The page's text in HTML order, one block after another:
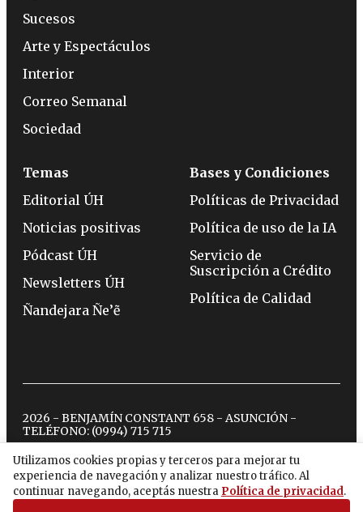
Utilizamos cookies propias y terceros para mejorar tu
experiencia de navegación y analizar nuestro tráfico. Al
continuar navegando, aceptás nuestra Política de privacidad.
Sucesos
Arte y Espectáculos
Interior
Correo Semanal
Sociedad
Temas
Editorial ÚH
Noticias positivas
Pódcast ÚH
Newsletters ÚH
Ñandejara Ñe’ẽ
Bases y Condiciones
Políticas de Privacidad
Política de uso de la IA
Servicio de
Suscripción a Crédito
Política de Calidad
2026 - BENJAMÍN CONSTANT 658 - ASUNCIÓN -
TELÉFONO: (0994) 715 715
twitterinstagram
facebook
tiktokyoutubespotify